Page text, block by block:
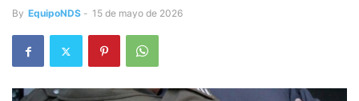
By EquipoNDS - 15 de mayo de 2026